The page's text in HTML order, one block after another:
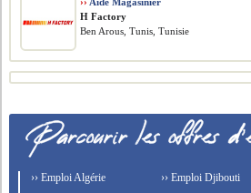
H Factory
Ben Arous, Tunis, Tunisie
›› Emploi Algérie
›› Emploi Djibouti